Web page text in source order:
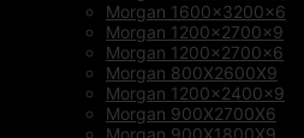
Morgan 1600x3200x6
Morgan 1200x2700x9
Morgan 1200x2700x6
Morgan 800X2600X9
Morgan 1200x2400x9
Morgan 900X2700X6